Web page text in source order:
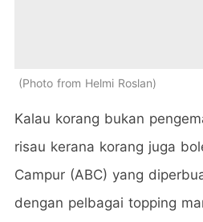
Photo from Helmi Roslan
Kalau korang bukan
risau kerana korang juga
Campur (ABC) yang
dengan pelbagai topping